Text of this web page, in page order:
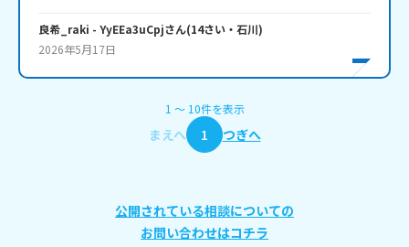
良希_raki - YyEEa3uCpjさん(14さい・ 石川)
2026年5月17日
1 〜 10件を表示
まえへ 1 つぎへ
公開されている相談についての
お問い合わせはコチラ